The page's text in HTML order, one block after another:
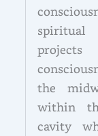
the
within
cavity